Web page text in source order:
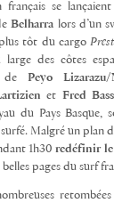
français se
Belharra lors d’un
tôt du cargo
des côtes
de Peyo
et Fred
du Pays Basque,
Malgré un plan
1h30redéfinir le
pages du surf